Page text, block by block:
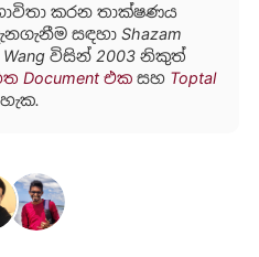
කරන තාක්ෂණය
සඳහා Shazam
Wang විසින් 2003 නිකුත්
එක සහ Toptal